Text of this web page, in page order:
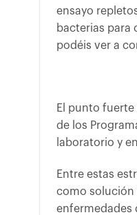
ensayo
bacterias para
podéis ver a
El punto
de los
laboratorio y
Entre estas
como solución
enfermedades